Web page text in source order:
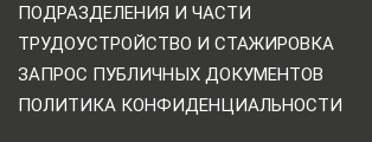
ПОДРАЗДЕЛЕНИЯ И ЧАСТИ
ТРУДОУСТРОЙСТВО И СТАЖИРОВКА
ЗАПРОС ПУБЛИЧНЫХ ДОКУМЕНТОВ
ПОЛИТИКА КОНФИДЕНЦИАЛЬНОСТИ